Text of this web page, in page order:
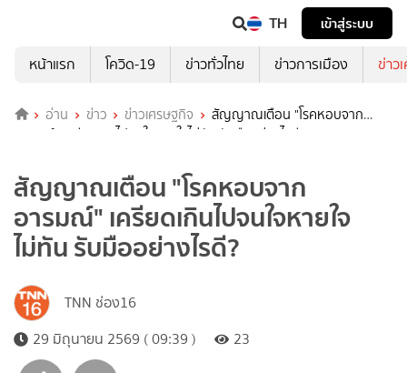
TH
เข้าสู่ระบบ
หน้าแรก
โควิด-19 ข่าวทั่วไทย ข่าวการเมือง ข่าว
อ่าน ข่าว ข่าวเศรษฐกิจ
สัญญาณเตือน "โรคหอบจาก
อารมณ์" เครียดเกินไปจนใจหายใจไม่ทัน รับมืออย่างไรดี?
สัญญาณเตือน "โรคหอบจาก
อารมณ์" เครียดเกินไปจนใจหายใจ
ไม่ทัน รับมืออย่างไรดี?
TNN ช่อง16
29 มิถุนายน 2569 ( 09:39 )
23